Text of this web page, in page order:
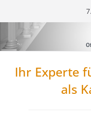
Inhalt
springen
Ihr Experte
als